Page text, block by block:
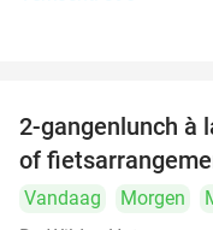
2-gangenlunch à
of
Vandaag Morgen